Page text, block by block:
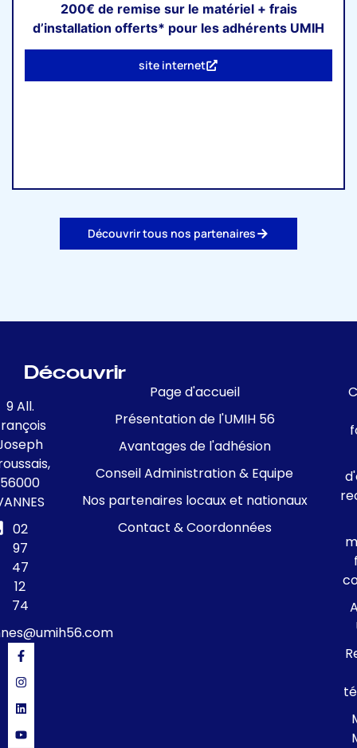
200€ de remise sur le matériel + frais
d’installation offerts* pour les adhérents UMIH
site internet
Découvrir tous nos partenaires
9 All.
56000
02
97
47
12
74
Découvrir
Page d'accueil
Présentation de l'UMIH 56
Avantages de l'adhésion
Conseil Administration & Equipe
Nos partenaires locaux et nationaux
Contact & Coordonnées